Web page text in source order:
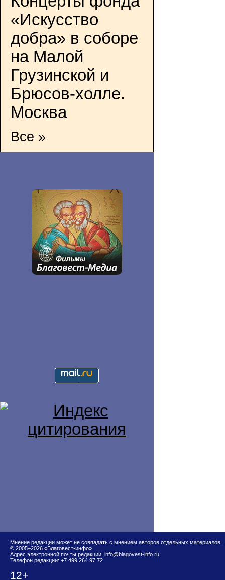
«Искусство
добра» в соборе
на Малой
Грузинской и
Брюсов-холле.
Москва
Все »
Мнение редакции может не совпадать с мнением авторов отдельных материалов.
© 2005–2026 «Благовест-инфо»
Адрес электронной почты редакции: info@blagovest-info.ru
Телефон редакции: +7 499 264 97 72
12+